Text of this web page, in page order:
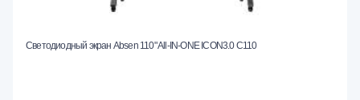
Светодиодный экран Absen 110" All-IN-ONE ICON3.0 C110